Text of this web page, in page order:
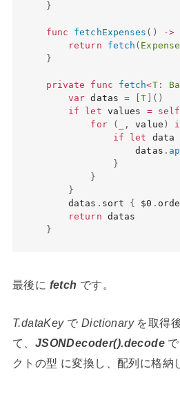
}
func fetchExpenses ( ) ->
return
fetch ( Expense
}
private func fetch<T:
var datas = [T ( )
if
let values = self
for
( , value )
if
let data
                datas
.
}
}
}
    datas
. sort { $0 .
return
}
最後に fetch です。
T.dataKeyで Dictionaryを取得
て、 JSONDecoder().decodeで
クトの型 に変換し、配列に格納